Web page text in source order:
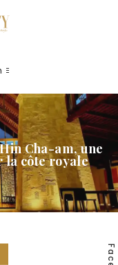
Cha-am, une
côte royale